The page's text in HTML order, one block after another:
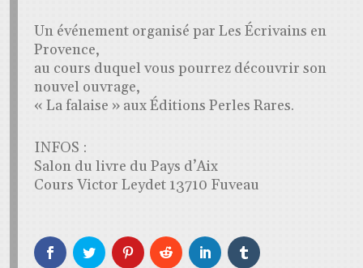
Un événement organisé par Les Écrivains en
Provence,
au cours duquel vous pourrez découvrir son
nouvel ouvrage,
« La falaise » aux Éditions Perles Rares.
INFOS :
Salon du livre du Pays d’Aix
Cours Victor Leydet 13710 Fuveau